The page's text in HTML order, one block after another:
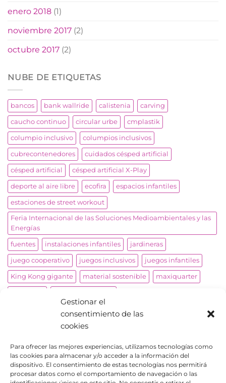
Gestionar el
consentimiento de las
cookies
Para ofrecer las mejores experiencias, utilizamos tecnologías como
las cookies para almacenar y/o acceder a la información del
dispositivo. El consentimiento de estas tecnologías nos permitirá
procesar datos como el comportamiento de navegación o las
enero 2018 (1)
noviembre 2017 (2)
octubre 2017 (2)
NUBE DE ETIQUETAS
bancos bank wallride calistenia carving
caucho continuo circular urbe cmplastik
columpio inclusivo columpios inclusivos
cubrecontenedores cuidados césped artificial
césped artificial césped artificial X-Play
deporte al aire libre ecofira espacios infantiles
estaciones de street workout
Feria Internacional de las Soluciones Medioambientales y las
Energías
fuentes instalaciones infantiles jardineras
juego cooperativo juegos inclusivos juegos infantiles
King Kong gigante material sostenible maxiquarter
parkour
parques infantiles pistas de skate productos adaptados
proyectos a medida reproducción avión roto molding